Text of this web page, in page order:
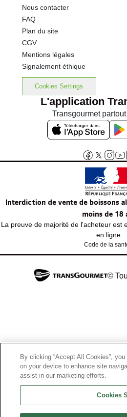
Nous contacter
FAQ
Plan du site
CGV
Mentions légales
Signalement éthique
Cookies Settings
L'application
Transgourmet
Interdiction de vente de boissons
moins de 18
La preuve de majorité de l'acheteur est
en ligne.
Code de la
©
By clicking “Accept All Cookies”,
on your device to enhance site
assist in our marketing efforts.
Cookies